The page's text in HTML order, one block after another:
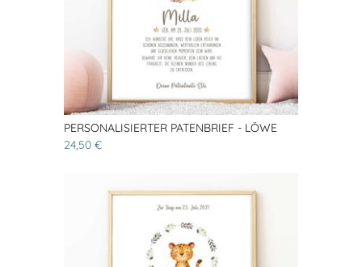
PERSONALISIERTER PATENBRIEF - LÖWE
24,50 €